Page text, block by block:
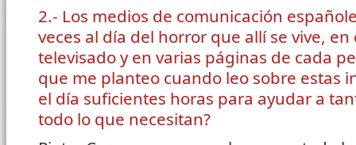
2.- Los medios de comunicación
veces al día del horror que allí se vive,
televisado y en varias páginas de cada
que me planteo cuando leo sobre estas
el día suficientes horas para ayudar a
todo lo que necesitan?